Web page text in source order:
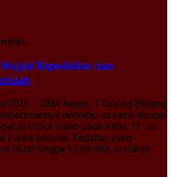
Kepedulian dan
2026 – SMA Negeri 1 Tanjung Bintang
terhadap sesama dengan
Donor Darah pada Rabu, 22 Juli
Fisika sekolah. Kegiatan yang
08.00 hingga 12.30 WIB ini diikuti